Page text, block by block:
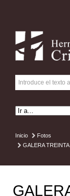
Inicio
Fotos
GALERA